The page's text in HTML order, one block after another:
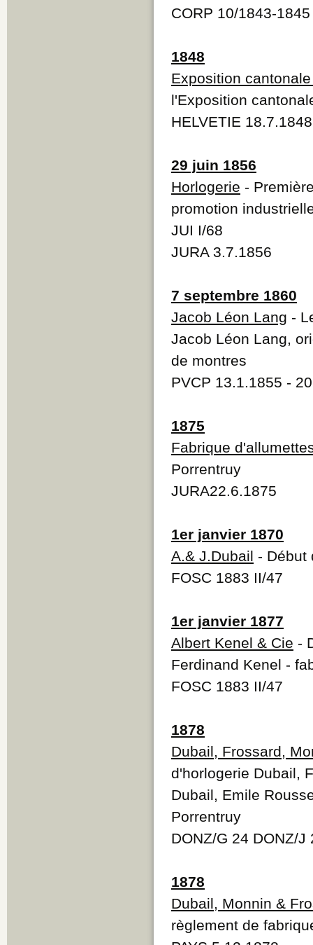
CORP 10/1843-
1848
Exposition
l'Exposition
HELVETIE
29 juin 1856
Horlogerie -
promotion
JUI I/68
JURA 3.7.1856
7 septembre 1860
Jacob Léon Lang -
Jacob Léon Lang,
de montres
PVCP 13.1.1855 -
1875
Fabrique
Porrentruy
JURA22.6.1875
1er janvier 1870
A.& J.Dubail - Début
FOSC 1883 II/47
1er janvier 1877
Albert Kenel & Cie -
Ferdinand Kenel -
FOSC 1883 II/47
1878
Dubail, Frossard,
d'horlogerie Dubail,
Dubail, Emile
Porrentruy
DONZ/G 24 DONZ/J
1878
Dubail, Monnin &
règlement de